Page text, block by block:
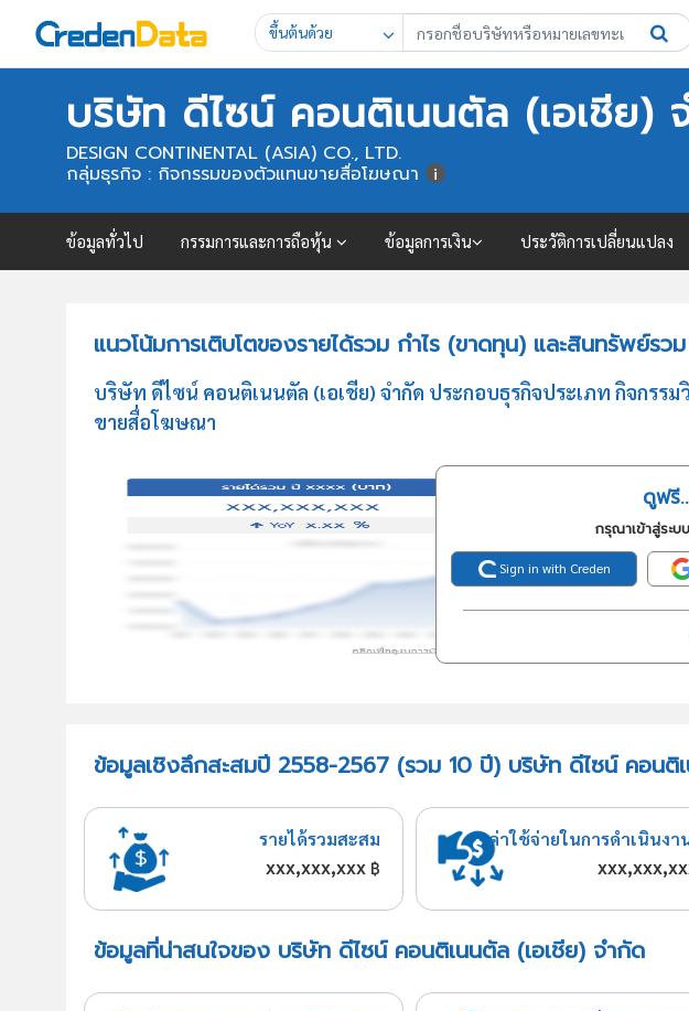
ขึ้นต้นด้วย
บริษัท ดีไซน์ คอนติเนนตัล (เอเชีย)
DESIGN CONTINENTAL (ASIA) CO., LTD.
กลุ่มธุรกิจ : กิจกรรมของตัวแทนขายสื่อโฆษณา
ข้อมูลทั่วไป กรรมการและการถือหุ้น ข้อมูลการเงิน ประวัติการเปลี่ยนแปลง
แนวโน้มการเติบโตของรายได้รวม กำไร (ขาดทุน) และสินทรัพย์ร
บริษัท ดีไซน์ คอนติเนนตัล (เอเชีย) จำกัด ประกอบธุรกิจประเภท กิจกรร
ขายสื่อโฆษณา
ดูฟรี
กรุณาเข้าสู่ระ
Sign in with Creden
ข้อมูลเชิงลึกสะสมปี 2558-2567 (รวม 10 ปี) บริษัท ดีไซน์ คอนติ
รายได้รวมสะสม
xxx,xxx,xxx ฿
ค่าใช้จ่ายในการดำเนินงา
ข้อมูลที่น่าสนใจของ บริษัท ดีไซน์ คอนติเนนตัล (เอเชีย) จำกัด